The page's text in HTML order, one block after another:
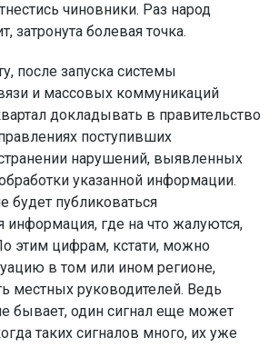
чиновники. Раз народ
затронута болевая точка.
после запуска системы
и массовых коммуникаций
докладывать в правительство
поступивших
нарушений, выявленных
указанной информации.
будет публиковаться
информация, где на что жалуются,
этим цифрам, кстати, можно
в том или ином регионе,
местных руководителей. Ведь
бывает, один сигнал еще может
таких сигналов много, их уже